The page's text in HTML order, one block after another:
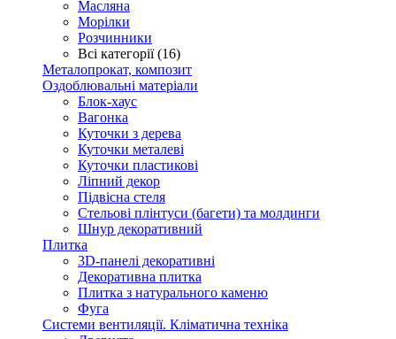
Масляна
Морілки
Розчинники
Всі категорії (16)
Металопрокат, композит
Оздоблювальні матеріали
Блок-хаус
Вагонка
Куточки з дерева
Куточки металеві
Куточки пластикові
Ліпний декор
Підвісна стеля
Стельові плінтуси (багети) та молдинги
Шнур декоративний
Плитка
3D-панелі декоративні
Декоративна плитка
Плитка з натурального каменю
Фуга
Системи вентиляції. Кліматична техніка